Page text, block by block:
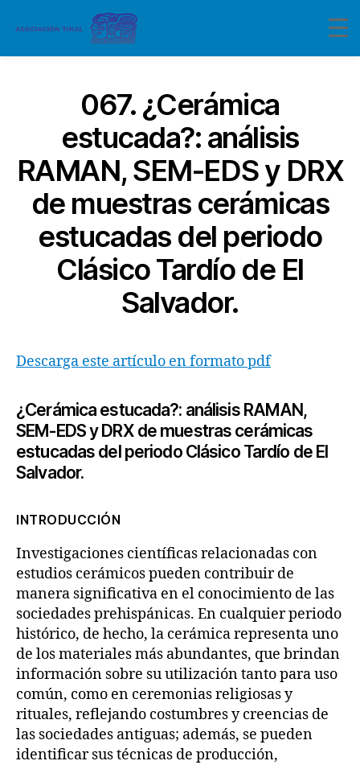
067. ¿Cerámica
estucada?: análisis
RAMAN, SEM-EDS y DRX
de muestras cerámicas
estucadas del periodo
Clásico Tardío de El
Salvador.
Descarga este artículo en formato pdf
¿Cerámica estucada?: análisis RAMAN,
SEM-EDS y DRX de muestras cerámicas
estucadas del periodo Clásico Tardío de El
Salvador.
INTRODUCCIÓN
Investigaciones científicas relacionadas con
estudios cerámicos pueden contribuir de
manera significativa en el conocimiento de las
sociedades prehispánicas. En cualquier periodo
histórico, de hecho, la cerámica representa uno
de los materiales más abundantes, que brindan
información sobre su utilización tanto para uso
común, como en ceremonias religiosas y
rituales, reflejando costumbres y creencias de
las sociedades antiguas; además, se pueden
identificar sus técnicas de producción,